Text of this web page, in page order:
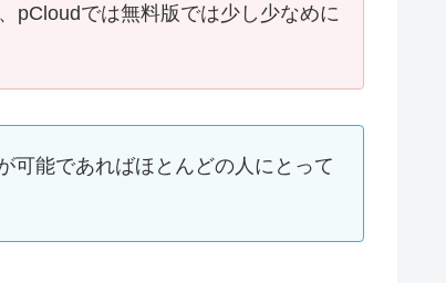
pCloudでは無料版では少し少なめに
可能であればほとんどの人にとって